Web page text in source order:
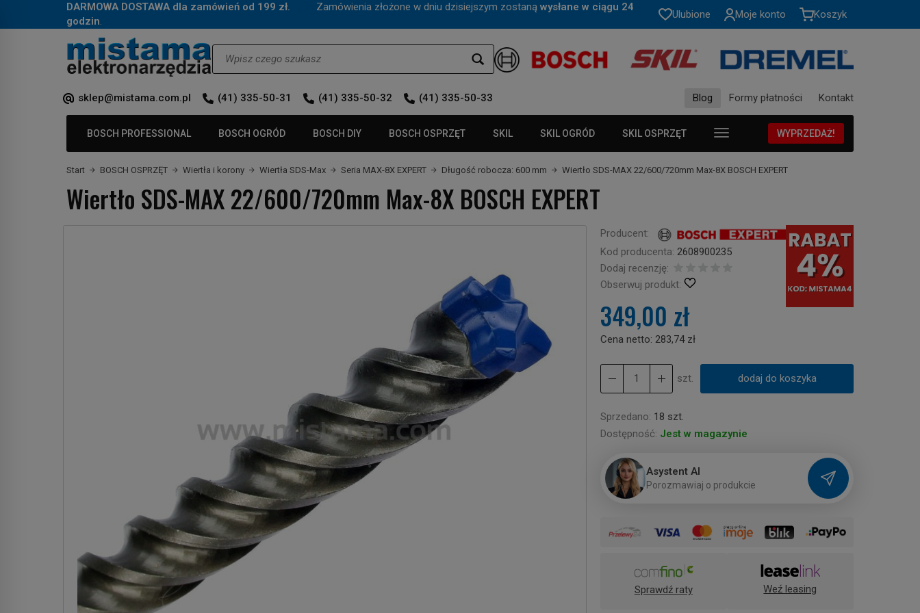
DARMOWA DOSTAWA dla zamówień od 199 zł. Zamówienia złożone w dniu dzisiejszym zostaną wysłane w ciągu 24
godzin.
Ulubione Moje konto Koszyk
sklep@mistama.com.pl (41) 335-50-31 (41) 335-50-32 (41) 335-50-33 Blog Formy płatności Kontakt
BOSCH PROFESSIONAL BOSCH OGRÓD BOSCH DIY BOSCH OSPRZĘT SKIL SKIL OGRÓD SKIL OSPRZĘT WYPRZEDAŻ!
Start BOSCH OSPRZĘT Wiertła i korony Wiertła SDS-Max Seria MAX-8X EXPERT Długość robocza: 600 mm Wiertło SDS-MAX 22/600/720mm Max-8X BOSCH EXPERT
Wiertło SDS-MAX 22/600/720mm Max-8X BOSCH EXPERT
Producent:
Kod producenta: 2608900235
Dodaj recenzję:
Obserwuj produkt:
349,00 zł
Cena netto: 283,74 zł
szt. dodaj do koszyka
Sprzedano: 18 szt.
Dostępność: Jest w magazynie
Asystent AI
Porozmawiaj o produkcie
Sprawdź raty Weź leasing